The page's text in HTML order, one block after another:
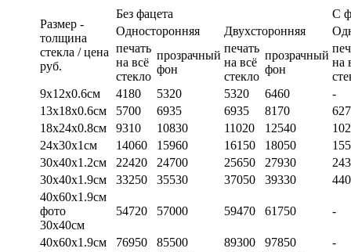
Размер -
толщина
стекла / цена
руб.
Без фацета
С
Односторонняя
Двухсторонняя
печать
на всё
стекло
прозрачный
фон
печать
на всё
стекло
прозрачный
фон
на
9х12х0.6см
4180 5320 5320 6460
-
13х18х0.6см
5700 6935 6935 8170
18х24х0.8см
9310 10830 11020 12540
24х30х1см
14060 15960 16150 18050
30х40х1.2см
22420 24700 25650 27930
30х40х1.9см
33250 35530 37050 39330
40х60х1.9см
фото
30х40см
54720 57000 59470 61750 -
40х60х1.9см 76950 85500 89300 97850
-